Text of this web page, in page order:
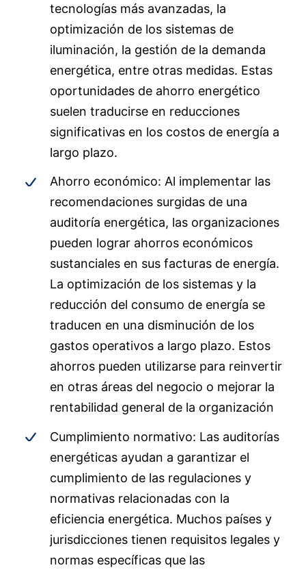
tecnologías más avanzadas, la
optimización de los sistemas de
iluminación, la gestión de la demanda
energética, entre otras medidas. Estas
oportunidades de ahorro energético
suelen traducirse en reducciones
significativas en los costos de energía a
largo plazo.
Ahorro económico: Al implementar las
recomendaciones surgidas de una
auditoría energética, las organizaciones
pueden lograr ahorros económicos
sustanciales en sus facturas de energía.
La optimización de los sistemas y la
reducción del consumo de energía se
traducen en una disminución de los
gastos operativos a largo plazo. Estos
ahorros pueden utilizarse para reinvertir
en otras áreas del negocio o mejorar la
rentabilidad general de la organización
Cumplimiento normativo: Las auditorías
energéticas ayudan a garantizar el
cumplimiento de las regulaciones y
normativas relacionadas con la
eficiencia energética. Muchos países y
jurisdicciones tienen requisitos legales y
normas específicas que las